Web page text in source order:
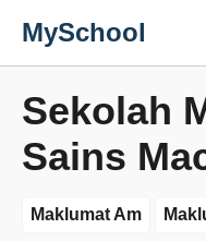
MySchool
Sekolah
Sains
Maklumat Am